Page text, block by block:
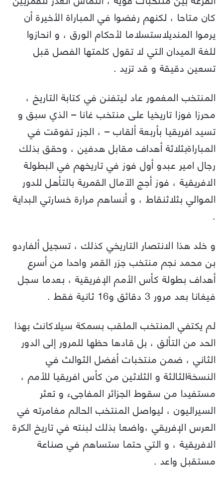
كان متاحا ، لكنهم رفضوا في المباراة الأخيرة أن
يرموا المنديلاستسلاما لأحكام الورق ، و انحازوا
للغة الميدان التي لا تقول كلمتها الفصل قبل
تسعين دقيقة و قد تزيد .
المنتخب المغمور عاد ليتفنن في كتابة التاريخ ،
محرزا فوزا تاريخيا على منتخب غانا – الذي سبق و
تسيد افريقيا بأربعة ألقاب – ، الجزر تفوقت في
المباراةبثلاثة أهداف مقابل هدفين ، وحقق بذلك
رجال امير عبدو أول فوز في تاريخهم في البطولة
الافريقية ، فوز أجج الآمال القمرية بالتأهل للدور
الموالي بثلاثنقاط ، و أنساهم مرارة خسارتي البداية
.
و خلد هذا الانتصار التاريخي كذلك ، تسجيل ألفاردو
بن محمد نجم منتخب جزر القمر واحدا من أسرع
أهداف بطولة كأس الأمم الإفريقية ، بعدما سجل
فيغانا بعد مرور 3 دقائق و16 ثانية فقط .
لم يكتفي المنتخب الملقب بسمكة سيلاكانث بهذا
الحد من التألق ، بل قادها حظها للمرور إلى الدور
الثاني ، ضمن منتخبات أفضل الثوالث في
النسخةالثالثة و الثلاثين من كأس افريقيا للأمم ،
مستفيدا من سقوط الجزائر المفاجىء و تعثر
السيراليون ، ليواصل المنتخب الحالم مغامرته في
العرس الإفريقي ،واضعا بذلك لبنته في تاريخ الكرة
الافريقية ، و التي حتما ستساهم في صناعة
مستقبل واعد .